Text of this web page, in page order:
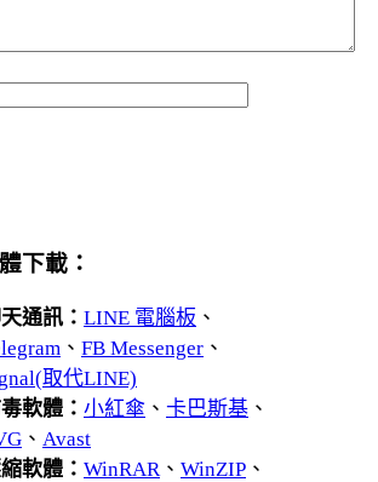
下載：
通訊： LINE 電腦板 、
、 FB Messenger 、
取代LINE)
軟體： 小紅傘 、 卡巴斯基 、
、 Avast
軟體： WinRAR 、 WinZIP 、